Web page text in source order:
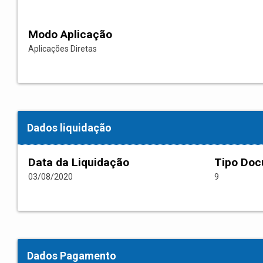
Modo Aplicação
Aplicações Diretas
Dados liquidação
Data da Liquidação
03/08/2020
Tipo
9
Dados Pagamento